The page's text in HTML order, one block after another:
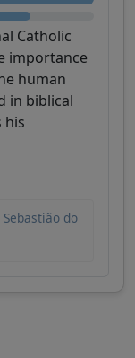
Catholic
importance
human
in biblical
his
Sebastião do